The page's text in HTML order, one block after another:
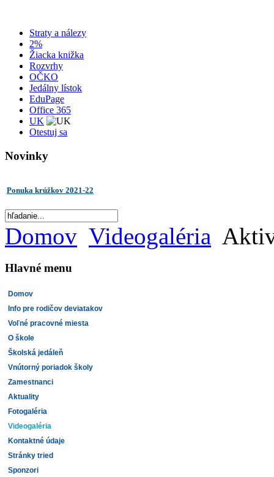
Straty a nálezy
2%
Žiacka knižka
Rozvrhy
OČKO
Jedálny lístok
EduPage
Office 365
UK
Otestuj sa
Novinky
Ponuka krúžkov 2021-22
Domov Videogaléria
Hlavné menu
Domov
Info pre rodičov deviatakov
Voľné pracovné miesta
O škole
Školská jedáleň
Vnútorný poriadok školy
Zamestnanci
Aktuality
Fotogaléria
Videogaléria
Kontaktné údaje
Stránky tried
Sponzori